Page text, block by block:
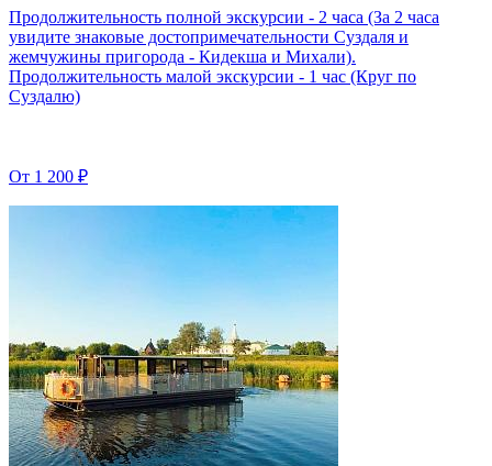
Продолжительность полной экскурсии - 2 часа (За 2 часа
увидите знаковые достопримечательности Суздаля и
жемчужины пригорода - Кидекша и Михали).
Продолжительность малой экскурсии - 1 час (Круг по
Суздалю)
От 1 200 ₽